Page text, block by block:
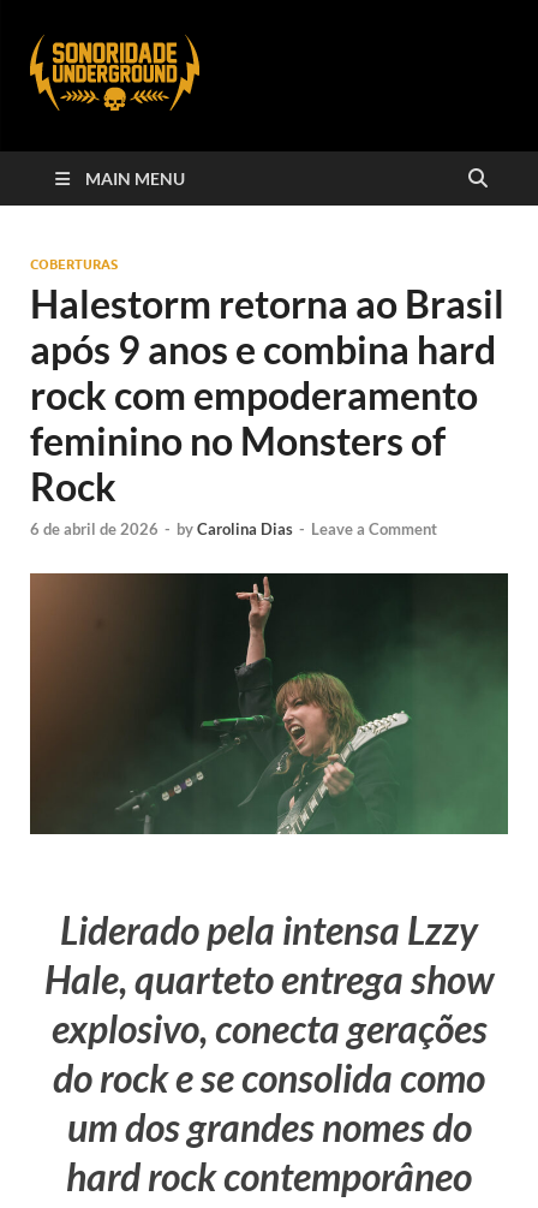
MAIN MENU
COBERTURAS
Halestorm retorna ao Brasil
após 9 anos e combina hard
rock com empoderamento
feminino no Monsters of
Rock
6 de abril de 2026 - byCarolina Dias - Leave a Comment
Liderado pela intensa Lzzy
Hale, quarteto entrega show
explosivo, conecta gerações
do rock e se consolida como
um dos grandes nomes do
hard rock contemporâneo